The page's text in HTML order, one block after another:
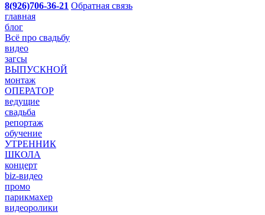
8(926)706-36-21 Обратная связь
главная
блог
Всё про свадьбу
видео
загсы
ВЫПУСКНОЙ
монтаж
ОПЕРАТОР
ведущие
свадьба
репортаж
обучение
УТРЕННИК
ШКОЛА
концерт
biz-видео
промо
парикмахер
видеоролики